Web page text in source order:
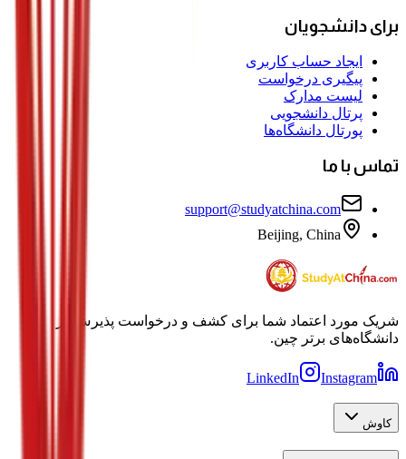
برای دانشجویان
ایجاد حساب کاربری
پیگیری درخواست
لیست مدارک
پرتال دانشجویی
پورتال دانشگاه‌ها
تماس با ما
support@studyatchina.com
Beijing, China
شریک مورد اعتماد شما برای کشف و درخواست پذیرش در
دانشگاه‌های برتر چین.
LinkedIn Instagram
کاوش